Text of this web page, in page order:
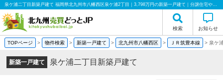
泉ケ浦二丁目新築戸建て 福岡県北九州市八幡西区泉ケ浦2丁目｜3,798万円の新築一戸建て｜分譲住宅や新築物件｜株式会社ハウス倶楽部
検索 お知らせ
TOPページ > 物件検索 > 新築一戸建て > 北九州市八幡西区 > ＪＲ筑豊本線 > 泉ケ
新築一戸建て 泉ケ浦二丁目新築戸建て